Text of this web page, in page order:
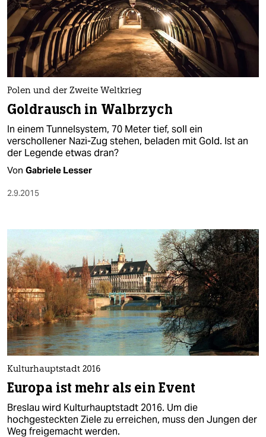
Polen und der Zweite Weltkrieg
Goldrausch in Walbrzych
In einem Tunnelsystem, 70 Meter tief, soll ein
verschollener Nazi-Zug stehen, beladen mit Gold. Ist an
der Legende etwas dran?
Von Gabriele Lesser
2.9.2015
Kulturhauptstadt 2016
Europa ist mehr als ein Event
Breslau wird Kulturhauptstadt 2016. Um die
hochgesteckten Ziele zu erreichen, muss den Jungen der
Weg freigemacht werden.